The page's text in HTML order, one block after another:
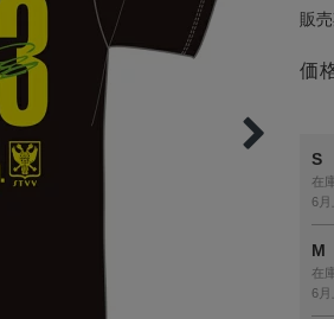
販
価
S
在
6
M
在
6